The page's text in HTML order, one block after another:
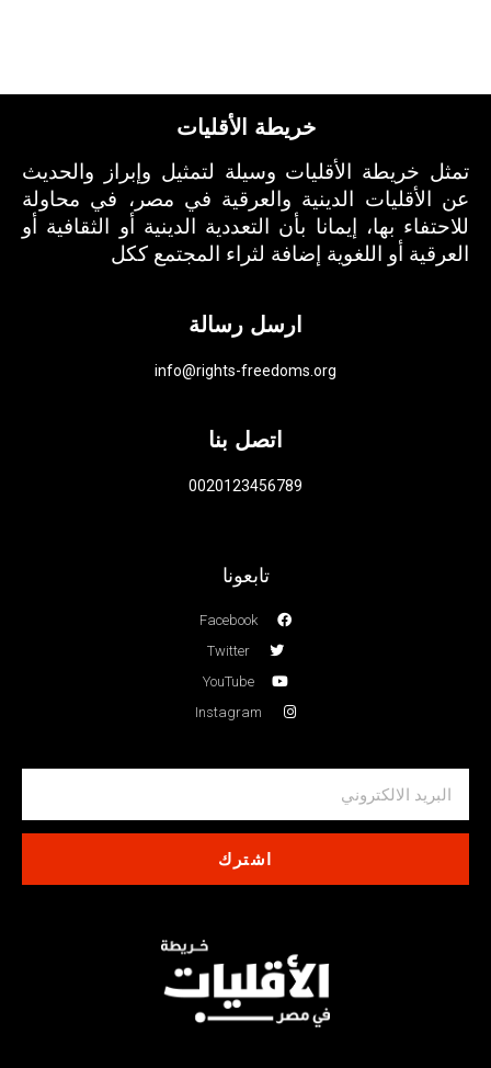
خريطة الأقليات
تمثل خريطة الأقليات وسيلة لتمثيل وإبراز والحديث
عن الأقليات الدينية والعرقية في مصر، في محاولة
للاحتفاء بها، إيمانا بأن التعددية الدينية أو الثقافية أو
العرقية أو اللغوية إضافة لثراء المجتمع ككل
ارسل رسالة
info@rights-freedoms.org
اتصل بنا
0020123456789
تابعونا
Facebook
Twitter
YouTube
Instagram
اشترك